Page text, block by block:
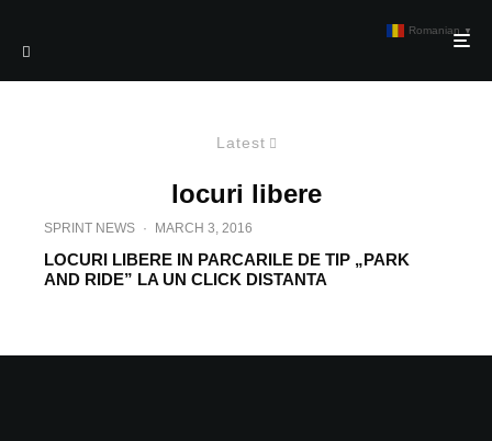
Latest
locuri libere
SPRINT NEWS · MARCH 3, 2016
LOCURI LIBERE IN PARCARILE DE TIP „PARK
AND RIDE” LA UN CLICK DISTANTA
Romanian ▼